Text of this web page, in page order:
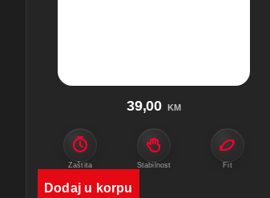
39,00 KM
Zaštita Stabilnost Fit
Dodaj u korpu